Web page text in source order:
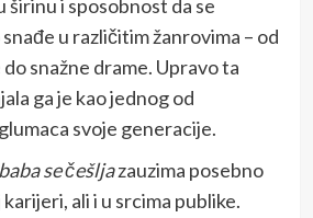
širinu i sposobnost da se
u različitim žanrovima – od
snažne drame. Upravo ta
ga je kao jednog od
svoje generacije.
se češljazauzima posebno
ali i u srcima publike.